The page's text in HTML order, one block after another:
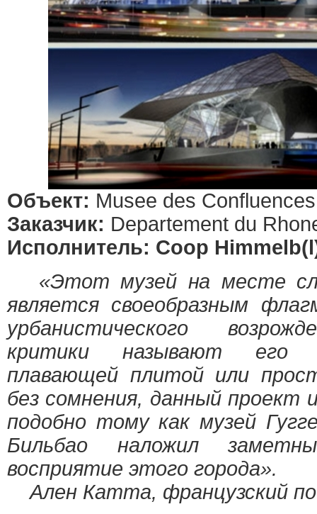
Объект: Musee des
Заказчик: Departement du
Исполнитель: Coop
«Этот музей на месте
является своеобразным
урбанистического
критики называют его
плавающей плитой или
без сомнения, данный проект
подобно тому как музей
Бильбао наложил
восприятие этого города».
Ален Катта, французский